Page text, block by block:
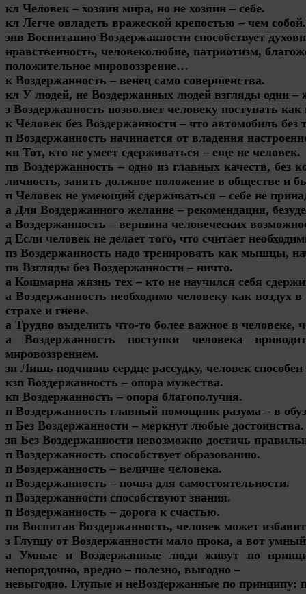
кл Человек – хозяин мира, но не хозяин – себе.
кл Легче овладеть вражеской крепостью – чем собой.
зпв Воспитанию Воздержанности способствует
нравственность, человеколюбие, патриотизм,
положительное мировоззрение…
к Воздержанность – венец само совершенства.
кл У людей, не Воздержанных людей взгляды одни –
з Воздержанность позволяет человеку поступать
к Человек без Воздержанности – что автомобиль без
п Воздержанность начинается от владения
кп Тот, кто не умеет сдерживаться – еще не человек.
пв Воздержанность – одно из главных качеств, без
личность, занять должное положение в обществе и
п Человек не умеющий сдерживаться – себе не
а Для Воздержанного желание – рекомендация,
а Воздержанность – вершина человеческих
д Если человек не делает того, что считает
пз Воздержанность надо тренировать как мышцы,
пв Взгляды без Воздержанности – ничто.
а Кошмарна жизнь тех – кто не научился себя
а Воздержанность необходимо человеку как воздух
страхе и гневе.
а Трудно выделить что-то более важное в человеке,
а Воздержанность поступки человека
мировоззрением.
зп Лишь подчинив сердце рассудку, человек
кзп Воздержанность – опора мужества.
кп Воздержанность – опора благополучия.
п Воздержанность главный помощник разума – в
п Без Воздержанности – меркнут любые достоинства.
зп Без Воздержанности невозможно достичь
п Воздержанность способствует образованию.
п Воздержанность – величие человека.
п Воздержанность – почва для самостоятельности.
п Воздержанности способствуют знания.
п Воздержанность – дорога к счастью.
пв Воспитав Воздержанность, человек может
з Глупцу от Воздержанности мало прока, а вот умный
а Умные и Воздержанные люди живут по
непорядочно, вредно – полезно, выгодно –
невыгодно. Глупые и неВоздержанные по принципу: